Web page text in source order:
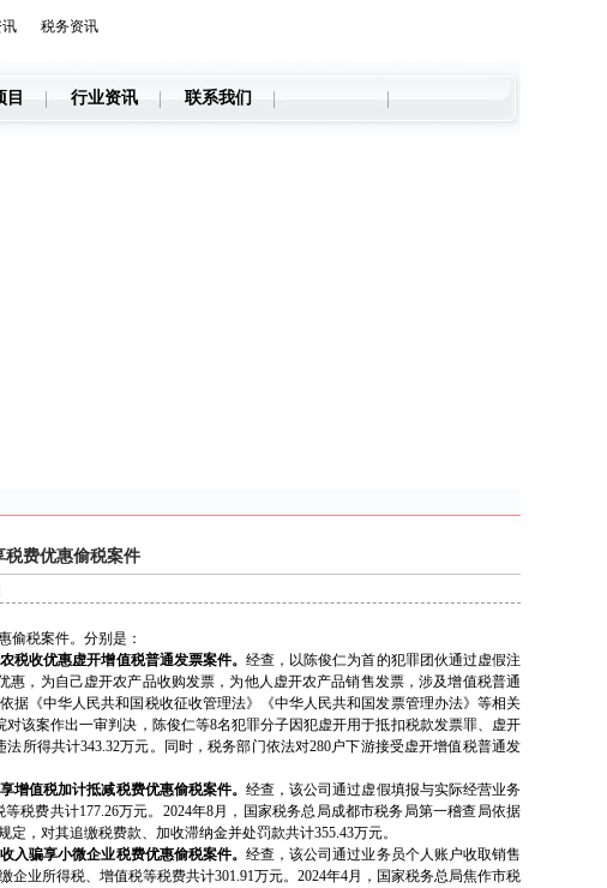
讯 税务资讯
目 行业资讯 联系我们
税费优惠偷税案件
税案件。分别是：
税收优惠虚开增值税普通发票案件。经查，以陈俊仁为首的犯罪团伙通过虚假注
，为自己虚开农产品收购发票，为他人虚开农产品销售发票，涉及增值税普通
据《中华人民共和国税收征收管理法》《中华人民共和国发票管理办法》等相关
该案作出一审判决，陈俊仁等8名犯罪分子因犯虚开用于抵扣税款发票罪、虚开
所得共计343.32万元。同时，税务部门依法对280户下游接受虚开增值税普通发
增值税加计抵减税费优惠偷税案件。经查，该公司通过虚假填报与实际经营业务
税费共计177.26万元。2024年8月，国家税务总局成都市税务局第一稽查局依据
，对其追缴税费款、加收滞纳金并处罚款共计355.43万元。
入骗享小微企业税费优惠偷税案件。经查，该公司通过业务员个人账户收取销售
业所得税、增值税等税费共计301.91万元。2024年4月，国家税务总局焦作市税